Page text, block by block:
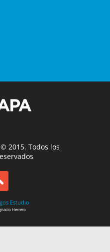
© 2015. Todos los
Estudio
Herrero